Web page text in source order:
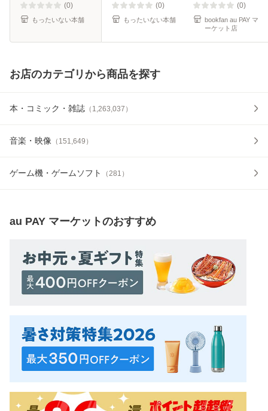
(0)
もったいない本舗
(0)
もったいない本舗
(0)
bookfan au PAY マ
ーケット店
お店のカテゴリから商品を探す
本・コミック・雑誌 （ 1,263,037 ）
音楽・映像 （ 151,649 ）
ゲーム機・ゲームソフト （281 ）
au PAY マーケットのおすすめ